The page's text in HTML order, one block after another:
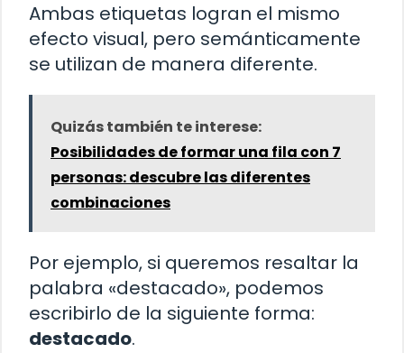
Ambas etiquetas logran el mismo
efecto visual, pero semánticamente
se utilizan de manera diferente.
Quizás también te interese:
Posibilidades de formar una fila con 7
personas: descubre las diferentes
combinaciones
Por ejemplo, si queremos resaltar la
palabra «destacado», podemos
escribirlo de la siguiente forma:
destacado.